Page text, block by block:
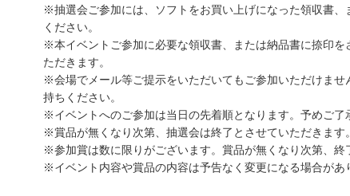
※抽選会ご参加には、ソフトをお買い上げになった領収書、
ください。
※本イベントご参加に必要な領収書、または納品書に捺印
ただきます。
※会場でメール等ご提示をいただいてもご参加いただけませ
持ちください。
※イベントへのご参加は当日の先着順となります。予めご了
※賞品が無くなり次第、抽選会は終了とさせていただきます。
※参加賞は数に限りがございます。賞品が無くなり次第、終
※イベント内容や賞品の内容は予告なく変更になる場合があ